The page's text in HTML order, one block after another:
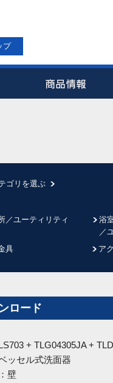
プ
ゴリを選ぶ
／ユーティリティ
浴
／
具 ア
ロード
+ TLG04305JA +
ッセル式洗面器
壁